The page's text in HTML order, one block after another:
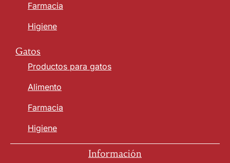
Farmacia
Higiene
Gatos
Productos para gatos
Alimento
Farmacia
Higiene
Información